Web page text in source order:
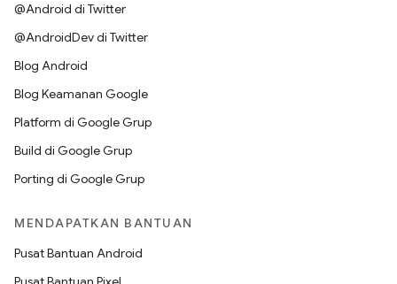
@Android di Twitter
@AndroidDev di Twitter
Blog Android
Blog Keamanan Google
Platform di Google Grup
Build di Google Grup
Porting di Google Grup
MENDAPATKAN BANTUAN
Pusat Bantuan Android